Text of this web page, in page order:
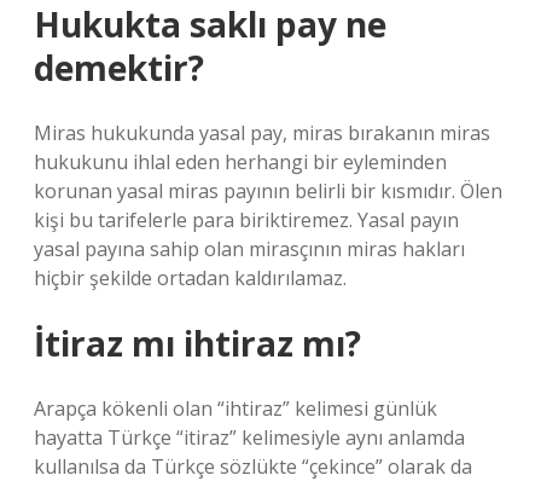
Hukukta saklı pay ne
demektir?
Miras hukukunda yasal pay, miras bırakanın miras
hukukunu ihlal eden herhangi bir eyleminden
korunan yasal miras payının belirli bir kısmıdır. Ölen
kişi bu tarifelerle para biriktiremez. Yasal payın
yasal payına sahip olan mirasçının miras hakları
hiçbir şekilde ortadan kaldırılamaz.
İtiraz mı ihtiraz mı?
Arapça kökenli olan “ihtiraz” kelimesi günlük
hayatta Türkçe “itiraz” kelimesiyle aynı anlamda
kullanılsa da Türkçe sözlükte “çekince” olarak da